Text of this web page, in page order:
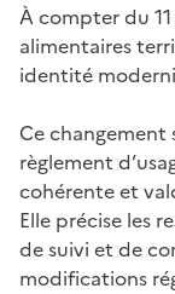
À compter du
alimentaires
identité
Ce changement
règlement
cohérente et
Elle précise les
de suivi et de
modifications